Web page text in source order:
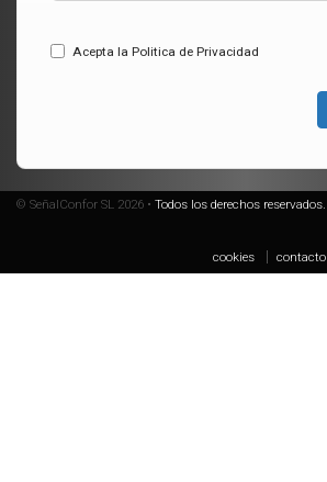
Acepta la Politica de Privacidad
© SeñalConfor SL 2026 • Todos los derechos reservados.
cookies contacto